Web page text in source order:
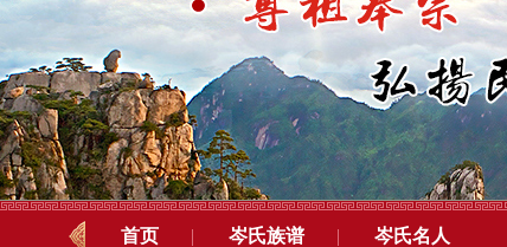
首页 岑氏族谱 岑氏名人